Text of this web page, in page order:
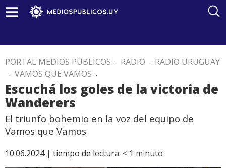
PORTAL MEDIOS PÚBLICOS . RADIO . RADIO URUGUAY
. VAMOS QUE VAMOS .
Escuchá los goles de la victoria de
Wanderers
El triunfo bohemio en la voz del equipo de
Vamos que Vamos
10.06.2024 | tiempo de lectura: < 1 minuto